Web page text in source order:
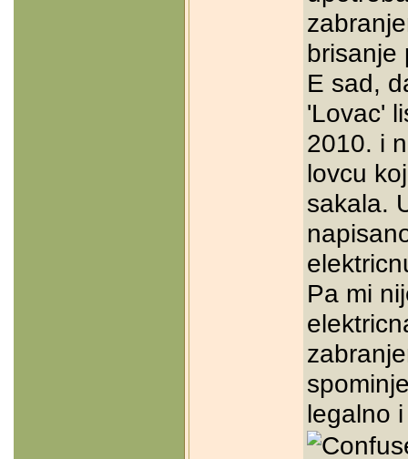
brisanje
E sad,
'Lovac'
2010. i
lovcu
sakala.
Pa mi
legalno